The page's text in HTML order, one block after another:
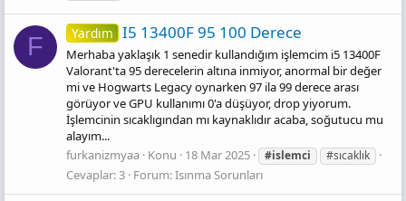
F Yardım I5 13400F 95 100 Derece
Merhaba yaklaşık 1 senedir kullandığım işlemcim i5 13400F
Valorant'ta 95 derecelerin altına inmiyor, anormal bir değer
mi ve Hogwarts Legacy oynarken 97 ila 99 derece arası
görüyor ve GPU kullanımı 0'a düşüyor, drop yiyorum.
İşlemcinin sıcaklıgından mı kaynaklıdır acaba, soğutucu mu
alayım...
furkanizmyaa Konu 18 Mar 2025 #islemci #sıcaklık
Cevaplar: 3 Forum:Isınma Sorunları